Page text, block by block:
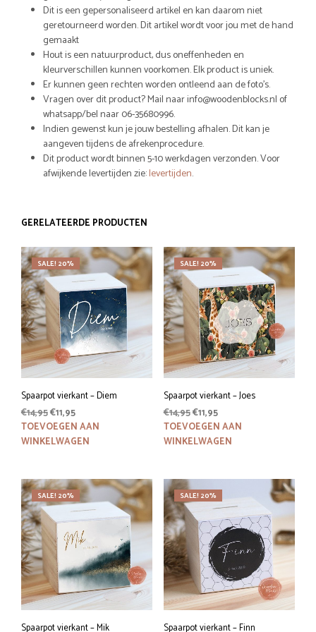
Dit is een gepersonaliseerd artikel en kan daarom niet
geretourneerd worden. Dit artikel wordt voor jou met de hand
gemaakt
Hout is een natuurproduct, dus oneffenheden en
kleurverschillen kunnen voorkomen. Elk product is uniek.
Er kunnen geen rechten worden ontleend aan de foto’s.
Vragen over dit product? Mail naar info@woodenblocks.nl of
whatsapp/bel naar 06-35680996.
Indien gewenst kun je jouw bestelling afhalen. Dit kan je
aangeven tijdens de afrekenprocedure.
Dit product wordt binnen 5-10 werkdagen verzonden. Voor
afwijkende levertijden zie:levertijden.
GERELATEERDE PRODUCTEN
SALE! 20%
Spaarpot vierkant – Diem
€14,95Oorspronkelijke
prijs
was:
€11,95Huidige
prijs
is:
TOEVOEGEN AAN
WINKELWAGEN
SALE! 20%
Spaarpot vierkant – Joes
€14,95Oorspronkelijke
prijs
was:
€11,95Huidige
prijs
is:
TOEVOEGEN AAN
WINKELWAGEN
SALE! 20%
Spaarpot vierkant – Mik
SALE! 20%
Spaarpot vierkant – Finn